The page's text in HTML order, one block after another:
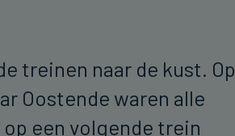
treinen naar de kust. Op
Oostende waren alle
een volgende trein